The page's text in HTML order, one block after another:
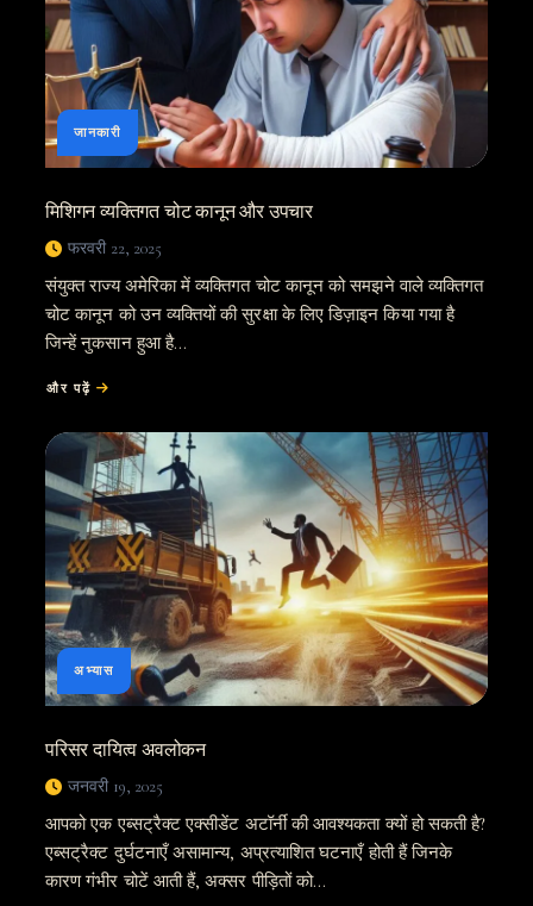
झंझट
-
मैनी
चहल
वकील
की
क्यों
ज़रूरत
उनके
अधिकारों
के
की”
जानकारी
मिशिगन व्यक्तिगत चोट कानून और उपचार
फरवरी 22, 2025
संयुक्त राज्य अमेरिका में व्यक्तिगत चोट कानून को समझने वाले व्यक्तिगत
चोट कानून को उन व्यक्तियों की सुरक्षा के लिए डिज़ाइन किया गया है
जिन्हें नुकसान हुआ है…
और पढ़ें
बारे
व्यक्तिगत
चोट
कानून
और
उपचार
अभ्यास
परिसर दायित्व अवलोकन
जनवरी 19, 2025
आपको एक एब्सट्रैक्ट एक्सीडेंट अटॉर्नी की आवश्यकता क्यों हो सकती है?
एब्सट्रैक्ट दुर्घटनाएँ असामान्य, अप्रत्याशित घटनाएँ होती हैं जिनके
कारण गंभीर चोटें आती हैं, अक्सर पीड़ितों को…